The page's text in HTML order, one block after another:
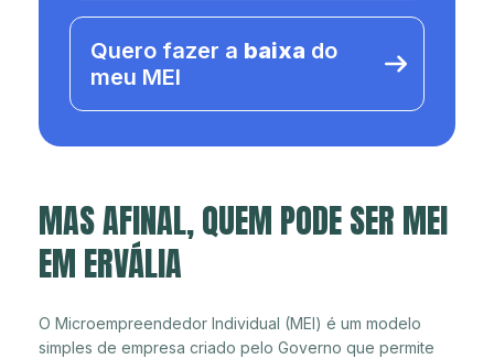
Quero fazer a baixa do
meu MEI
MAS AFINAL, QUEM PODE SER MEI
EM ERVÁLIA
O Microempreendedor Individual (MEI) é um modelo
simples de empresa criado pelo Governo que permite